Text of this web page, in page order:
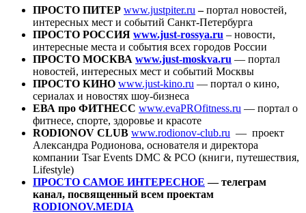
ПРОСТО ПИТЕР www.justpiter.ru –портал новостей,
интересных мест и событий Санкт-Петербурга
ПРОСТО РОССИЯ www.just-rossya.ru – новости,
интересные места и события всех городов России
ПРОСТО МОСКВА www.just-moskva.ru — портал
новостей, интересных мест и событий Москвы
ПРОСТО КИНО www.just-kino.ru — портал о кино,
сериалах и новостях шоу-бизнеса
ЕВА про ФИТНЕСС www.evaPROfitness.ru — портал о
фитнесе, спорте, здоровье и красоте
RODIONOV CLUB www.rodionov-club.ru — проект
Александра Родионова, основателя и директора
компании Tsar Events DMC & PCO (книги, путешествия,
Lifestyle)
ПРОСТО САМОЕ ИНТЕРЕСНОЕ — телеграм
канал, посвященный всем проектам
RODIONOV.MEDIA